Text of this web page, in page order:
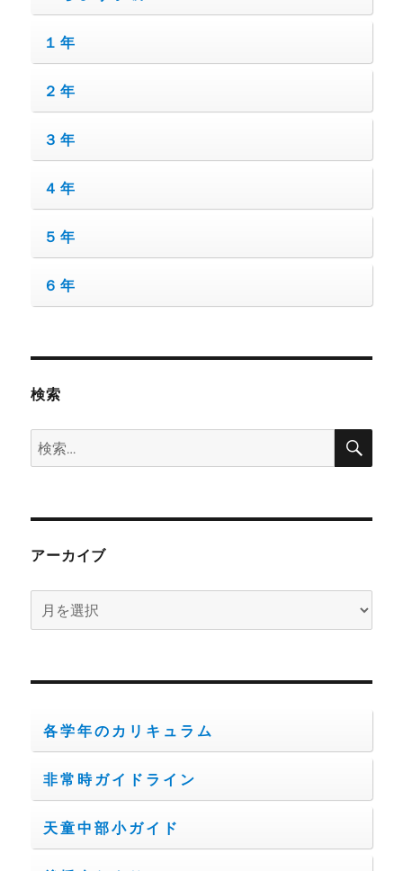
１年
２年
３年
４年
５年
６年
検索
検
索:
検
アーカイブ
ー
イ
各学年のカリキュラム
非常時ガイドライン
天童中部小ガイド